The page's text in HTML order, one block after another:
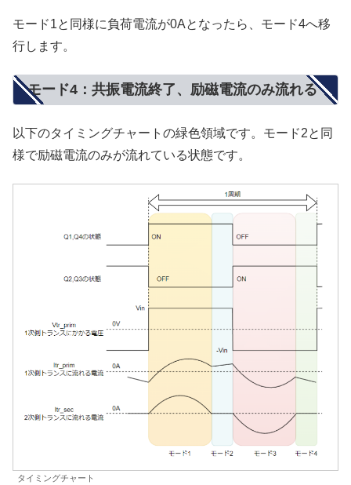
モード1と同様に負荷電流が0Aとなったら、モード4へ移
行します。
モード4：共振電流終了、励磁電流のみ流れる
以下のタイミングチャートの緑色領域です。モード2と同
様で励磁電流のみが流れている状態です。
タイミングチャート